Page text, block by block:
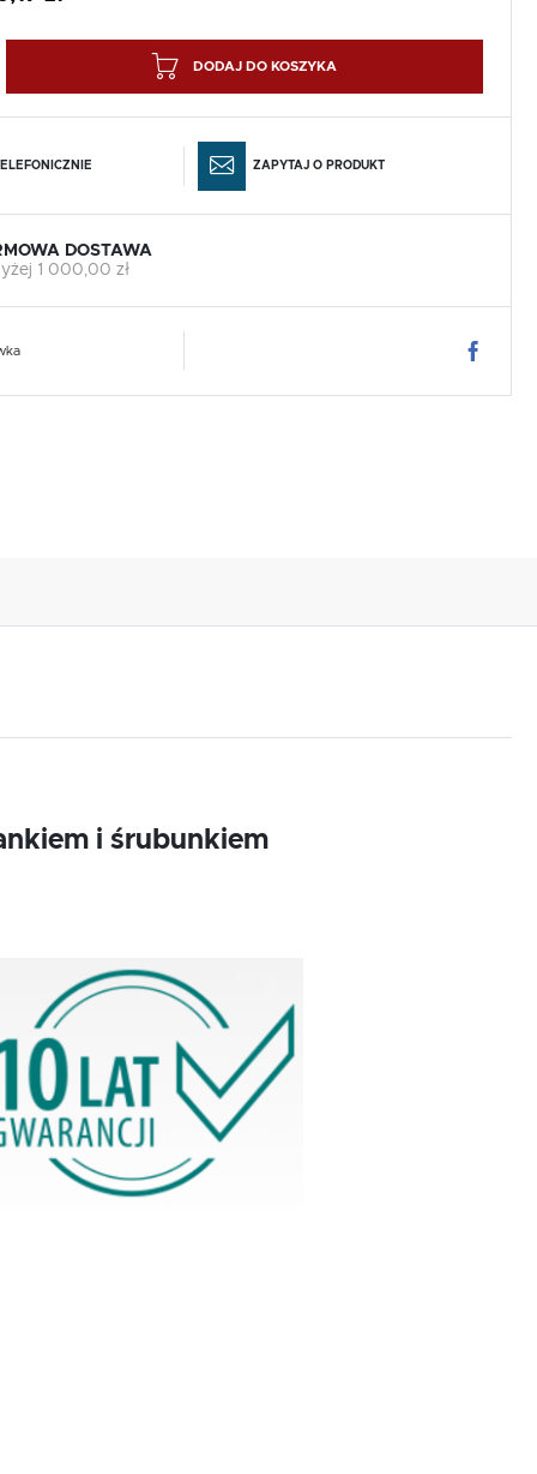
DODAJ DO KOSZYKA
ZAPYTAJ O PRODUKT
DOSTAWA
1 000,00 zł
i śrubunkiem